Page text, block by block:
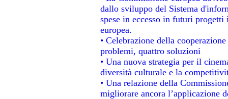
dallo sviluppo del Sistema
spese in eccesso in futuri
europea.
• Celebrazione della
problemi, quattro soluzioni
• Una nuova strategia per il
diversità culturale e la
• Una relazione della
migliorare ancora l’applicazione